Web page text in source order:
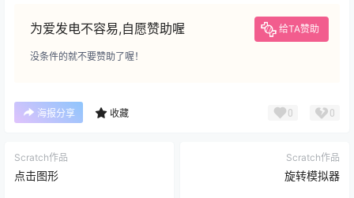
为爱发电不容易,自愿赞助喔 给TA赞助
没条件的就不要赞助了喔！
海报分享 收藏 0 0
Scratch作品
点击图形
Scratch作品
旋转模拟器